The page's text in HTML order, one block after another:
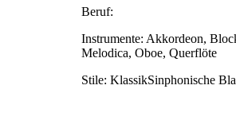
Beruf:
Instrumente: Akkordeon,
Melodica, Oboe, Querflöte
Stile: KlassikSinphonische